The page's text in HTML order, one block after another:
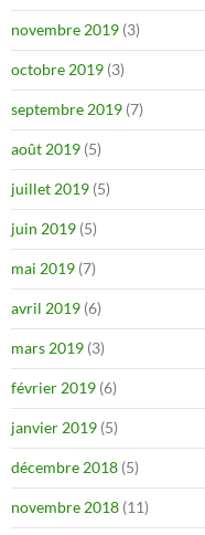
novembre 2019 (3)
octobre 2019 (3)
septembre 2019 (7)
août 2019 (5)
juillet 2019 (5)
juin 2019 (5)
mai 2019 (7)
avril 2019 (6)
mars 2019 (3)
février 2019 (6)
janvier 2019 (5)
décembre 2018 (5)
novembre 2018 (11)